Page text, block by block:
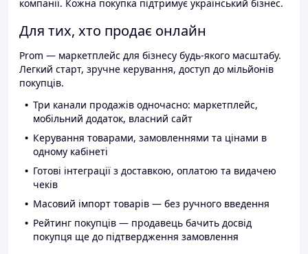
компанії. Кожна покупка підтримує український бізнес.
Для тих, хто продає онлайн
Prom — маркетплейс для бізнесу будь-якого масштабу.
Легкий старт, зручне керування, доступ до мільйонів
покупців.
Три канали продажів одночасно: маркетплейс,
мобільний додаток, власний сайт
Керування товарами, замовленнями та цінами в
одному кабінеті
Готові інтеграції з доставкою, оплатою та видачею
чеків
Масовий імпорт товарів — без ручного введення
Рейтинг покупців — продавець бачить досвід
покупця ще до підтвердження замовлення